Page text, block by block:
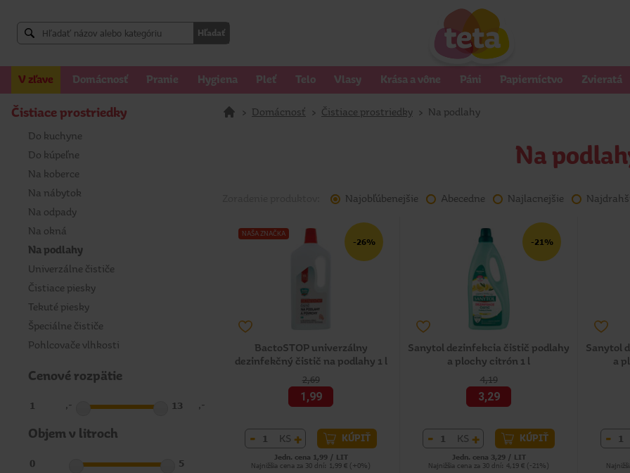
Hľadať
V zľave Domácnosť Pranie Hygiena Pleť Telo Vlasy Krása a vône Páni Papierníctvo Zvieratá
Čistiace prostriedky
Do kuchyne
Do kúpeľne
Na koberce
Na nábytok
Na odpady
Na okná
Na podlahy
Univerzálne čističe
Čistiace piesky
Tekuté piesky
Špeciálne čističe
Pohlcovače vlhkosti
Cenové rozpätie
,- ,-
Objem v litroch
> Domácnosť > Čistiace prostriedky > Na podlahy
Na
Najobľúbenejšie Abecedne Najlacnejšie
NAŠA ZNAČKA
-26%
BactoSTOP univerzálny
dezinfekčný čistič na podlahy 1 l
2,69
1,99
- KS + KÚPIŤ
Jedn. cena 1,99 / LIT
Najnižšia cena za 30 dní: 1,99 € (+0%)
-21%
Sanytol dezinfekcia čistič podlahy
a plochy citrón 1 l
4,19
3,29
- KS + KÚPIŤ
Jedn. cena 3,29 / LIT
Najnižšia cena za 30 dní: 4,19 € (-21%)
Sanytol
a
-